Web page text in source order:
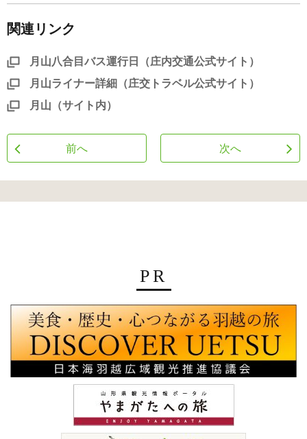
関連リンク
月山八合目バス運行日（庄内交通公式サイト）
月山ライナー詳細（庄交トラベル公式サイト）
月山（サイト内）
前へ 次へ
PR